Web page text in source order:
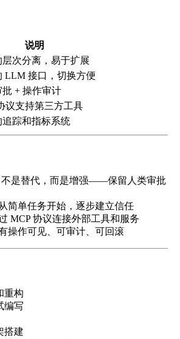
说明
层次分离，易于扩展
LLM 接口，切换方便
批 + 操作审计
议支持第三方工具
追踪和指标系统
是替代，而是增强——保留人类审批
简单任务开始，逐步建立信任
MCP 协议连接外部工具和服务
操作可见、可审计、可回滚
重构
编写
搭建